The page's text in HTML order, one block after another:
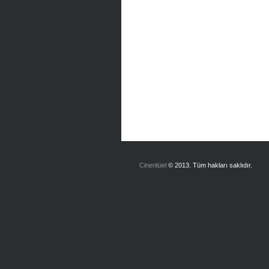
Cineritüel © 2013. Tüm hakları saklıdır.